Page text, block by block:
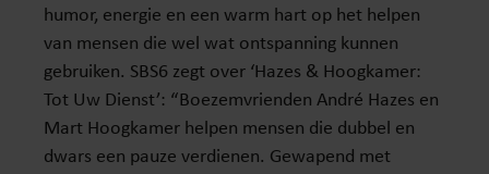
humor, energie en een warm hart op het helpen
van mensen die wel wat ontspanning kunnen
gebruiken. SBS6 zegt over ‘Hazes & Hoogkamer:
Tot Uw Dienst’: “Boezemvrienden André Hazes en
Mart Hoogkamer helpen mensen die dubbel en
dwars een pauze verdienen. Gewapend met